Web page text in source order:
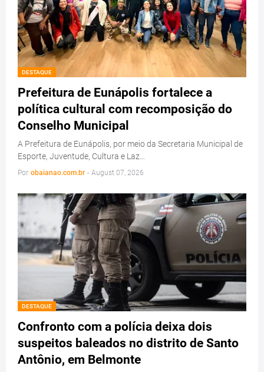
DESTAQUE
Prefeitura de Eunápolis fortalece a
política cultural com recomposição do
Conselho Municipal
A Prefeitura de Eunápolis, por meio da Secretaria Municipal de
Esporte, Juventude, Cultura e Laz…
Por obaianao.com.br - August 07, 2026
DESTAQUE
Confronto com a polícia deixa dois
suspeitos baleados no distrito de Santo
Antônio, em Belmonte